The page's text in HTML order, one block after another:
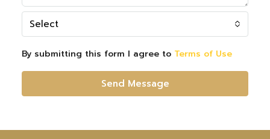
Select
By submitting this form I agree to Terms of Use
Send Message